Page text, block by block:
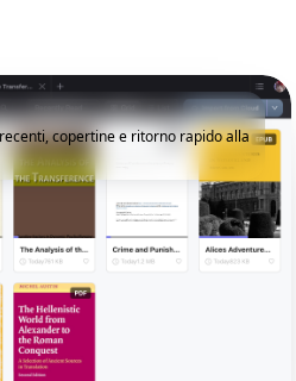
copertine e ritorno rapido alla